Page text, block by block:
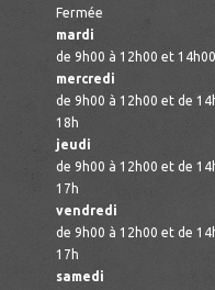
Fermée
mardi
de 9h00 à 12h00 et
mercredi
de 9h00 à 12h00 et de
18h
jeudi
de 9h00 à 12h00 et de
17h
vendredi
de 9h00 à 12h00 et de
17h
samedi